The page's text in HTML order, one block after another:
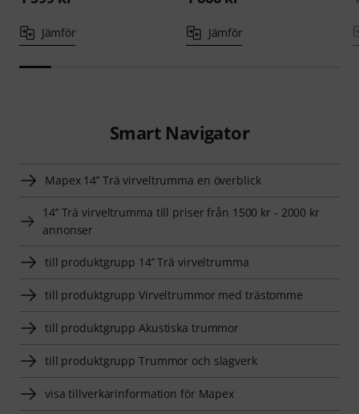
Jämför Jämför
Smart Navigator
Mapex 14’’ Trä virveltrumma en överblick
14’’ Trä virveltrumma till priser från 1500 kr - 2000 kr
annonser
till produktgrupp 14’’ Trä virveltrumma
till produktgrupp Virveltrummor med trästomme
till produktgrupp Akustiska trummor
till produktgrupp Trummor och slagverk
visa tillverkarinformation för Mapex